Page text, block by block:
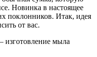
Новинка в настоящее
поклонников. Итак, идея
от вас.
изготовление мыла